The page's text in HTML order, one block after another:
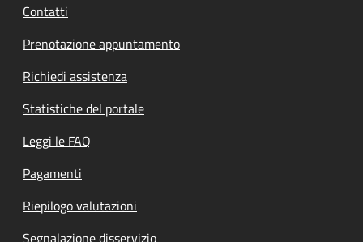
Contatti
Prenotazione appuntamento
Richiedi assistenza
Statistiche del portale
Leggi le FAQ
Pagamenti
Riepilogo valutazioni
Segnalazione disservizio